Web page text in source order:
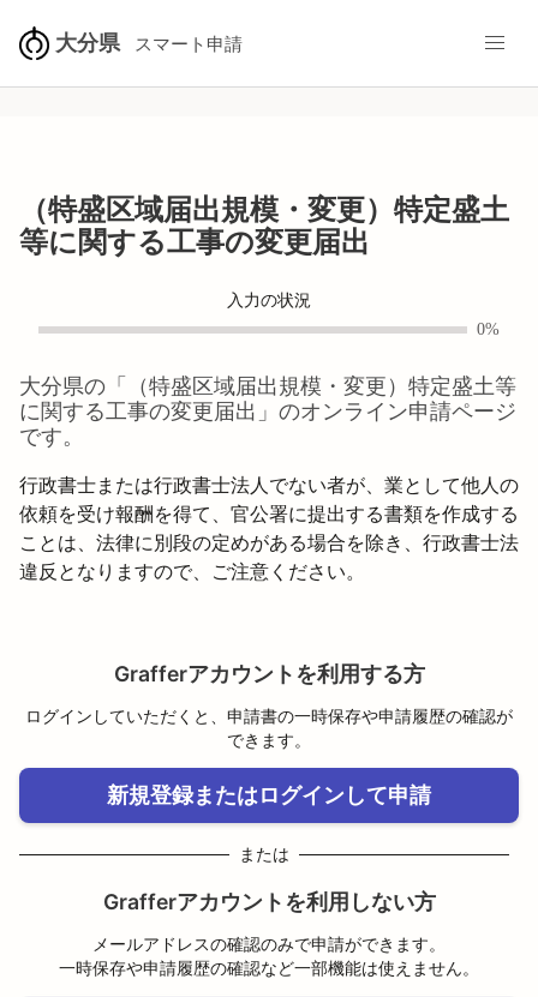
大分県 スマート申請
（特盛区域届出規模・変更）特定盛土
等に関する工事の変更届出
入力の状況
0%
大分県の「
（特盛区域届出規模・変更）特定盛土等
に関する工事の変更届出 」のオンライン申請ページ
です。
行政書士または行政書士法人でない者が、業として他人の
依頼を受け報酬を得て、官公署に提出する書類を作成する
ことは、法律に別段の定めがある場合を除き、行政書士法
違反となりますので、ご注意ください。
Grafferアカウントを利用する方
ログインしていただくと、申請書の一時保存や申請履歴の確認が
できます。
新規登録またはログインして申請
または
Grafferアカウントを利用しない方
メールアドレスの確認のみで申請ができます。
一時保存や申請履歴の確認など一部機能は使えません。